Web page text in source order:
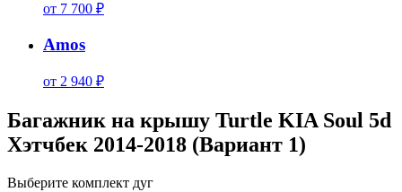
от 7 700 ₽
Amos
от 2 940 ₽
Багажник на крышу Turtle KIA Soul 5d
Хэтчбек 2014-2018 (Вариант 1)
Выберите комплект дуг